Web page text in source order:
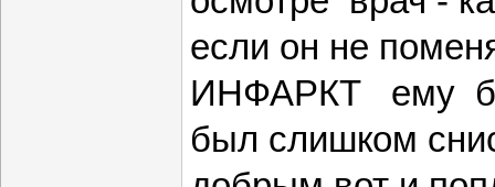
если он не
ИНФАРКТ ему
был слишком